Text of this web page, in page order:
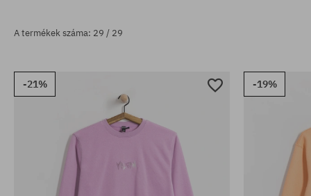
A termékek száma: 29 / 29
-21% -19%